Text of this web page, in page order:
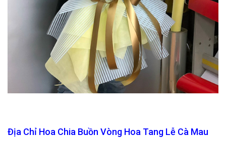
Địa Chỉ Hoa Chia Buồn Vòng Hoa Tang Lễ Cà Mau